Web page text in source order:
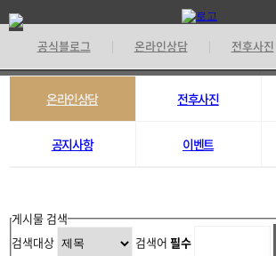
공식블로그 | 온라인상담 | 전후사진
온라인상담 전후사진
공지사항 이벤트
게시물 검색
검색대상
검색어 필수